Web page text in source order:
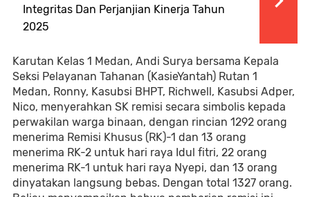
Integritas Dan Perjanjian Kinerja Tahun
2025
Karutan Kelas 1 Medan, Andi Surya bersama Kepala
Seksi Pelayanan Tahanan (KasieYantah) Rutan 1
Medan, Ronny, Kasubsi BHPT, Richwell, Kasubsi Adper,
Nico, menyerahkan SK remisi secara simbolis kepada
perwakilan warga binaan, dengan rincian 1292 orang
menerima Remisi Khusus (RK)-1 dan 13 orang
menerima RK-2 untuk hari raya Idul fitri, 22 orang
menerima RK-1 untuk hari raya Nyepi, dan 13 orang
dinyatakan langsung bebas. Dengan total 1327 orang.